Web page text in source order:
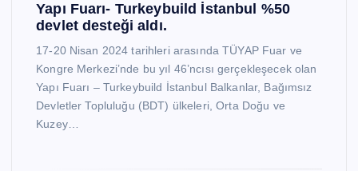
Yapı Fuarı- Turkeybuild İstanbul %50
devlet desteği aldı.
17-20 Nisan 2024 tarihleri arasında TÜYAP Fuar ve
Kongre Merkezi’nde bu yıl 46’ncısı gerçekleşecek olan
Yapı Fuarı – Turkeybuild İstanbul Balkanlar, Bağımsız
Devletler Topluluğu (BDT) ülkeleri, Orta Doğu ve
Kuzey…